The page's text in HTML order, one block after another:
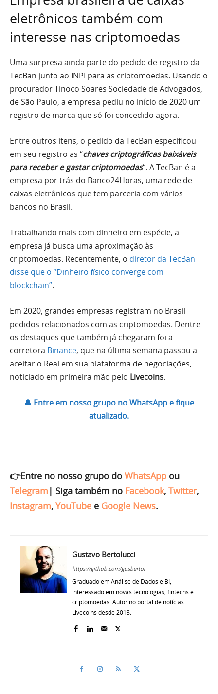
eletrônicos também com
interesse nas criptomoedas
Uma surpresa ainda parte do pedido de registro da
TecBan junto ao INPI para as criptomoedas. Usando o
procurador Tinoco Soares Sociedade de Advogados,
de São Paulo, a empresa pediu no início de 2020 um
registro de marca que só foi concedido agora.
Entre outros itens, o pedido da TecBan especificou
em seu registro as “chaves criptográficas baixáveis
para receber e gastar criptomoedas“. A TecBan é a
empresa por trás do Banco24Horas, uma rede de
caixas eletrônicos que tem parceria com vários
bancos no Brasil.
Trabalhando mais com dinheiro em espécie, a
empresa já busca uma aproximação às
criptomoedas. Recentemente, o diretor da TecBan
disse que o “Dinheiro físico converge com
blockchain”.
Em 2020, grandes empresas registram no Brasil
pedidos relacionados com as criptomoedas. Dentre
os destaques que também já chegaram foi a
corretora Binance, que na última semana passou a
aceitar o Real em sua plataforma de negociações,
noticiado em primeira mão pelo Livecoins.
🔔 Entre em nosso grupo no WhatsApp e fique
atualizado.
👉Entre no nosso grupo do WhatsApp ou
Telegram | Siga também no Facebook, Twitter,
Instagram, YouTube e Google News.
Gustavo Bertolucci
https://github.com/gusbertol
Graduado em Análise de Dados e BI,
interessado em novas tecnologias, fintechs e
criptomoedas. Autor no portal de notícias
Livecoins desde 2018.